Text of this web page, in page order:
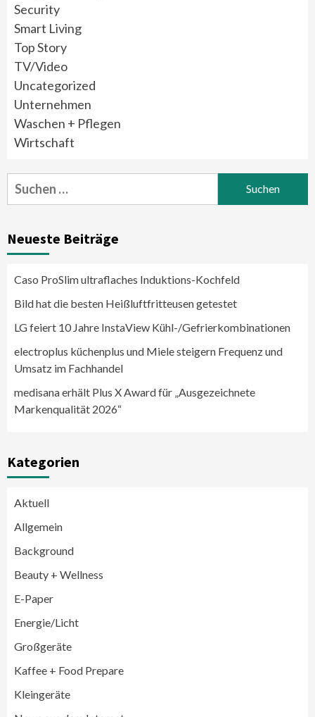
Security
Smart Living
Top Story
TV/Video
Uncategorized
Unternehmen
Waschen + Pflegen
Wirtschaft
Suchen
nach:
Neueste Beiträge
Caso ProSlim ultraflaches Induktions-Kochfeld
Bild hat die besten Heißluftfritteusen getestet
LG feiert 10 Jahre InstaView Kühl-/Gefrierkombinationen
electroplus küchenplus und Miele steigern Frequenz und
Umsatz im Fachhandel
medisana erhält Plus X Award für „Ausgezeichnete
Markenqualität 2026“
Kategorien
Aktuell
Allgemein
Background
Beauty + Wellness
E-Paper
Energie/Licht
Großgeräte
Kaffee + Food Prepare
Kleingeräte
3
LG feiert 10 Jahre InstaView